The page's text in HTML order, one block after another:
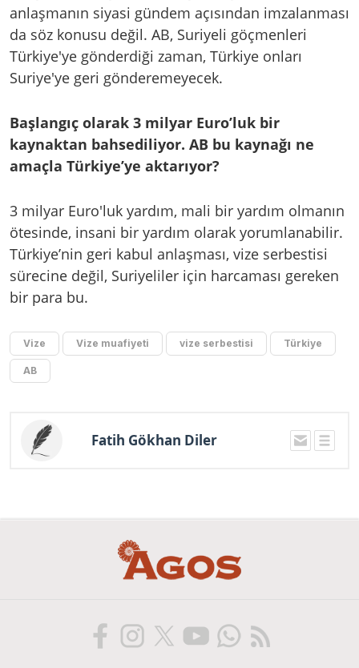
anlaşmanın siyasi gündem açısından imzalanması
da söz konusu değil. AB, Suriyeli göçmenleri
Türkiye'ye gönderdiği zaman, Türkiye onları
Suriye'ye geri gönderemeyecek.
Başlangıç olarak 3 milyar Euro’luk bir
kaynaktan bahsediliyor. AB bu kaynağı ne
amaçla Türkiye’ye aktarıyor?
3 milyar Euro'luk yardım, mali bir yardım olmanın
ötesinde, insani bir yardım olarak yorumlanabilir.
Türkiye’nin geri kabul anlaşması, vize serbestisi
sürecine değil, Suriyeliler için harcaması gereken
bir para bu.
Vize Vize muafiyeti vize serbestisi Türkiye
AB
Fatih Gökhan Diler